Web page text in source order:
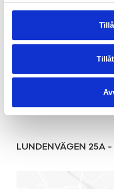
Karta
LUNDENVÄGEN 25A -